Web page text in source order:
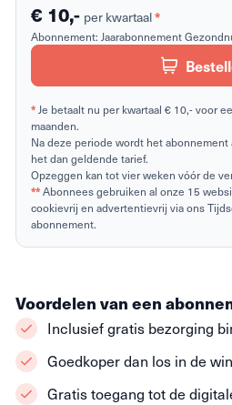
€ 10,- per kwartaal*
Abonnement: Jaarabonnement
* Je betaalt nu per kwartaal € 10,- voor
maanden.
Na deze periode wordt het
het dan geldende tarief.
Opzeggen kan tot vier weken vóór de
**Abonnees gebruiken al onze 15
cookievrij en advertentievrij via ons
abonnement.
Voordelen van een
Inclusief gratis bezorging
Goedkoper dan los in de
Gratis toegang tot de